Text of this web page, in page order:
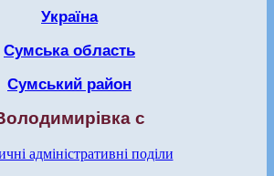
Україна
Сумська область
Сумський район
с
адміністративні поділи